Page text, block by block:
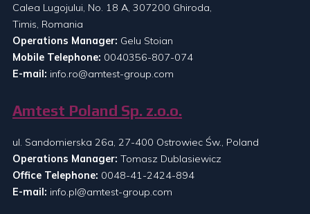
Calea Lugojului, No. 18 A, 307200 Ghiroda,
Timis, Romania
Operations Manager: Gelu Stoian
Mobile Telephone: 0040356-807-074
E-mail: info.ro@amtest-group.com
Amtest Poland Sp. z.o.o.
ul. Sandomierska 26a, 27-400 Ostrowiec Św., Poland
Operations Manager: Tomasz Dublasiewicz
Office Telephone: 0048-41-2424-894
E-mail: info.pl@amtest-group.com